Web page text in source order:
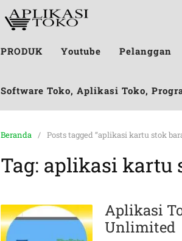
PRODUK Youtube Pelanggan
Software Toko, Aplikasi Toko,
Beranda Posts tagged “aplikasi kartu stok
Tag: aplikasi kartu
Aplikasi
Unlimited